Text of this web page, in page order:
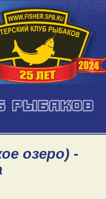
озеро) -